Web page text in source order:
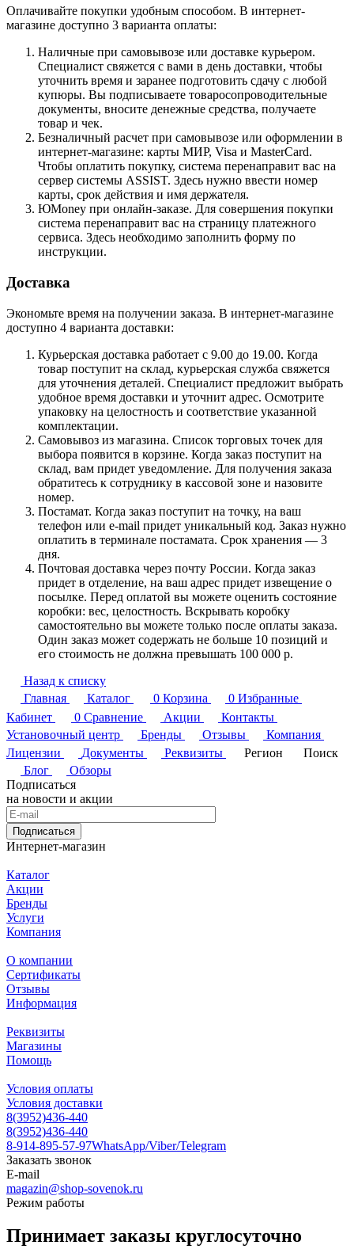
Оплачивайте покупки удобным способом. В интернет-
магазине доступно 3 варианта оплаты:
Наличные при самовывозе или доставке курьером.
Специалист свяжется с вами в день доставки, чтобы
уточнить время и заранее подготовить сдачу с любой
купюры. Вы подписываете товаросопроводительные
документы, вносите денежные средства, получаете
товар и чек.
Безналичный расчет при самовывозе или оформлении в
интернет-магазине: карты МИР, Visa и MasterCard.
Чтобы оплатить покупку, система перенаправит вас на
сервер системы ASSIST. Здесь нужно ввести номер
карты, срок действия и имя держателя.
ЮMoney при онлайн-заказе. Для совершения покупки
система перенаправит вас на страницу платежного
сервиса. Здесь необходимо заполнить форму по
инструкции.
Доставка
Экономьте время на получении заказа. В интернет-магазине
доступно 4 варианта доставки:
Курьерская доставка работает с 9.00 до 19.00. Когда
товар поступит на склад, курьерская служба свяжется
для уточнения деталей. Специалист предложит выбрать
удобное время доставки и уточнит адрес. Осмотрите
упаковку на целостность и соответствие указанной
комплектации.
Самовывоз из магазина. Список торговых точек для
выбора появится в корзине. Когда заказ поступит на
склад, вам придет уведомление. Для получения заказа
обратитесь к сотруднику в кассовой зоне и назовите
номер.
Постамат. Когда заказ поступит на точку, на ваш
телефон или e-mail придет уникальный код. Заказ нужно
оплатить в терминале постамата. Срок хранения — 3
дня.
Почтовая доставка через почту России. Когда заказ
придет в отделение, на ваш адрес придет извещение о
посылке. Перед оплатой вы можете оценить состояние
коробки: вес, целостность. Вскрывать коробку
самостоятельно вы можете только после оплаты заказа.
Один заказ может содержать не больше 10 позиций и
его стоимость не должна превышать 100 000 р.
Назад к списку
Главная
Каталог 0 Корзина 0 Избранные
Кабинет
0 Сравнение Акции
Контакты
Установочный центр
Бренды Отзывы
Компания
Лицензии
Документы Реквизиты Регион
Поиск
Блог
Обзоры
Подписаться
на новости и акции
Подписаться
Интернет-магазин
Каталог
Акции
Бренды
Услуги
Компания
О компании
Сертификаты
Отзывы
Информация
Реквизиты
Магазины
Помощь
Условия оплаты
Условия доставки
8(3952)436-440
8(3952)436-440
8-914-895-57-97WhatsApp/Viber/Telegram
Заказать звонок
E-mail
magazin@shop-sovenok.ru
Режим работы
Принимает заказы круглосуточно